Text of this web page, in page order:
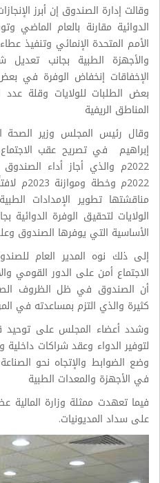
الدوائية مقارنة بالعام الماضي
الأمم المتحدة الإنمائي وتنفيذ
والأجهزة الطبية بجانب تعديل
الإخفاقات إنخفاض الوفرة في
بعض الطلبات للولايات وقلة عدد
المناطق الريفية
وقال رئيس المجلس وزير الصحة
إبراهيم في تصريح عقب الاجتماع،
2022م والذي أجاز أداء
2022م
مناقشتها تطوير الإمدادات
الولايات لتحقيق الوفرة الدوائية
الأساسية التي يوفرها الصندوق
إلى ذلك نوه المدير العام
الاجتماع أمن على الدور القومي
أن الصندوق في ظل الظروف
كثيرة والذي التزم بمساعدته في
وشدد أعضاء المجلس على توحيد
لتوفير الدواء وعقد شراكات
وضع الضوابط والإتجاه نحو
في الأجهزة والمعدات الطبية
فيما تعهدت ممثلة وزارة
على سداد المديونيات.